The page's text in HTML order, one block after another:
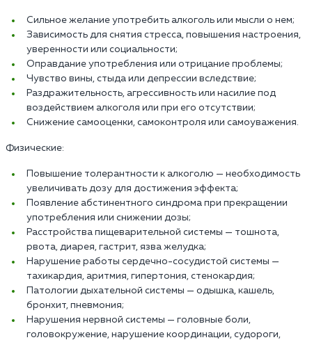
Сильное желание употребить алкоголь или мысли о нем;
Зависимость для снятия стресса, повышения настроения,
уверенности или социальности;
Оправдание употребления или отрицание проблемы;
Чувство вины, стыда или депрессии вследствие;
Раздражительность, агрессивность или насилие под
воздействием алкоголя или при его отсутствии;
Снижение самооценки, самоконтроля или самоуважения.
Физические:
Повышение толерантности к алкоголю — необходимость
увеличивать дозу для достижения эффекта;
Появление абстинентного синдрома при прекращении
употребления или снижении дозы;
Расстройства пищеварительной системы — тошнота,
рвота, диарея, гастрит, язва желудка;
Нарушение работы сердечно-сосудистой системы —
тахикардия, аритмия, гипертония, стенокардия;
Патологии дыхательной системы — одышка, кашель,
бронхит, пневмония;
Нарушения нервной системы — головные боли,
головокружение, нарушение координации, судороги,